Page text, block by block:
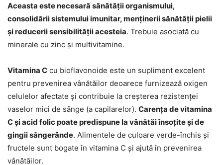
Aceasta este necesară sănătății organismului,
consolidării sistemului imunitar, menținerii sănătății pielii
și reducerii sensibilității acesteia. Trebuie asociată cu
minerale cu zinc și multivitamine.
Vitamina C cu bioflavonoide este un supliment excelent
pentru prevenirea vânătăilor deoarece furnizează oxigen
celulelor afectate și contribuie la creșterea rezistenței
vaselor mici de sânge (a capilarelor). Carența de vitamina
C și acid folic poate predispune la vânătăi însoțite și de
gingii sângerânde. Alimentele de culoare verde-închis și
fructele sunt bogate în vitamina C și ajută în prevenirea
vânătăilor.